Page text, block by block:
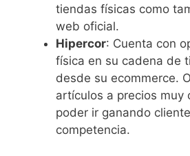
tiendas físicas como
web oficial.
Hipercor: Cuenta con
física en su cadena de
desde su ecommerce.
artículos a precios muy
poder ir ganando
competencia.